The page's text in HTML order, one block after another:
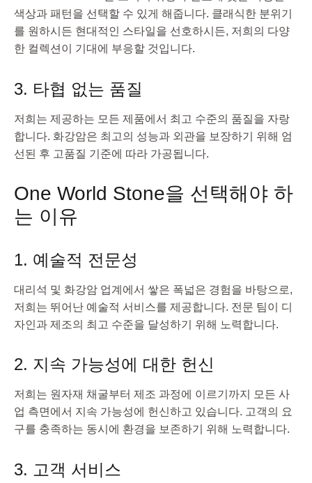
색상과 패턴을 선택할 수 있게 해줍니다. 클래식한 분위기
를 원하시든 현대적인 스타일을 선호하시든, 저희의 다양
한 컬렉션이 기대에 부응할 것입니다.
3. 타협 없는 품질
저희는 제공하는 모든 제품에서 최고 수준의 품질을 자랑
합니다. 화강암은 최고의 성능과 외관을 보장하기 위해 엄
선된 후 고품질 기준에 따라 가공됩니다.
One World Stone을 선택해야 하
는 이유
1. 예술적 전문성
대리석 및 화강암 업계에서 쌓은 폭넓은 경험을 바탕으로,
저희는 뛰어난 예술적 서비스를 제공합니다. 전문 팀이 디
자인과 제조의 최고 수준을 달성하기 위해 노력합니다.
2. 지속 가능성에 대한 헌신
저희는 원자재 채굴부터 제조 과정에 이르기까지 모든 사
업 측면에서 지속 가능성에 헌신하고 있습니다. 고객의 요
구를 충족하는 동시에 환경을 보존하기 위해 노력합니다.
3. 고객 서비스